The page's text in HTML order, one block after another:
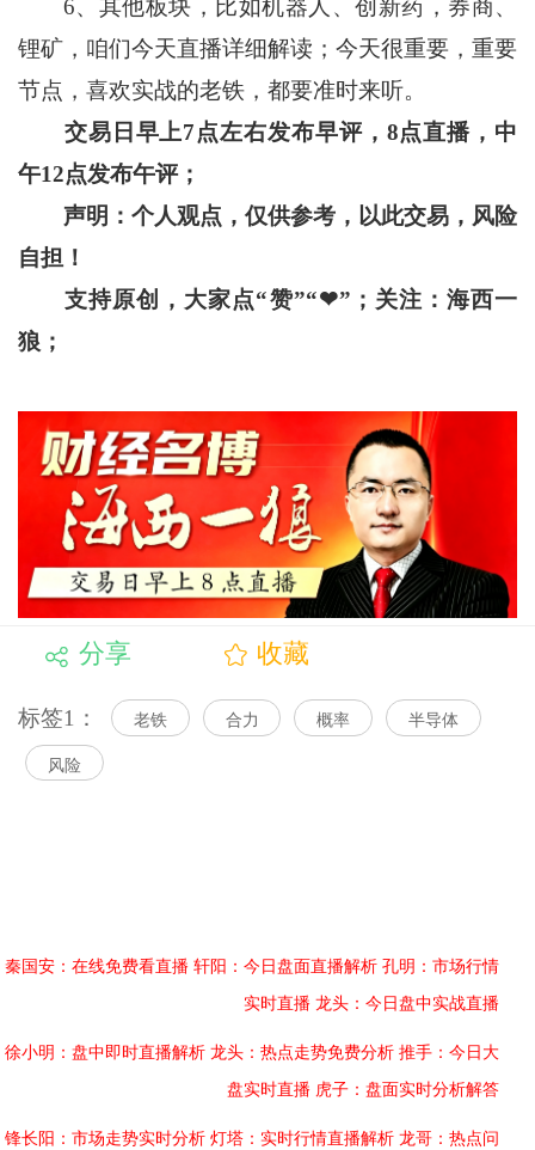
6、其他板块，比如机器人、创新药，券商、
锂矿，咱们今天直播详细解读；今天很重要，重要
节点，喜欢实战的老铁，都要准时来听。
交易日早上7点左右发布早评， 8点直播，中
午12点发布午评；
声明：个人观点，仅供参考，以此交易，风险
自担！
支持原创，大家点“赞”“❤” ；关注：海西一
狼；
分享 收藏
标签1： 老铁 合力 概率 半导体
风险
秦国安：在线免费看直播 轩阳：今日盘面直播解析 孔明：市场行情
实时直播 龙头：今日盘中实战直播
徐小明：盘中即时直播解析 龙头：热点走势免费分析 推手：今日大
盘实时直播 虎子：盘面实时分析解答
锋长阳：市场走势实时分析 灯塔：实时行情直播解析 龙哥：热点问